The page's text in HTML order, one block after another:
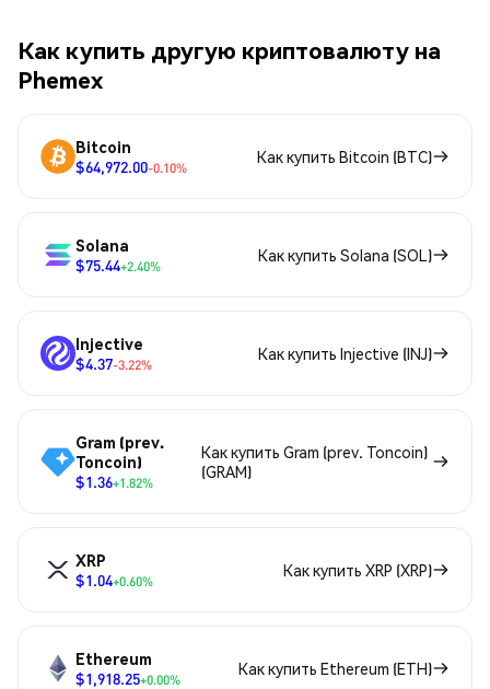
Как купить другую криптовалюту на
Phemex
Bitcoin
$64,972.00-0.10%
Как купить Bitcoin (BTC)
Solana
$75.44+2.40%
Как купить Solana (SOL)
Injective
$4.37-3.22%
Как купить Injective (INJ)
Gram (prev.
Toncoin)
$1.36+1.82%
Как купить Gram (prev. Toncoin)
(GRAM)
XRP
$1.04+0.60%
Как купить XRP (XRP)
Ethereum
$1,918.25+0.00%
Как купить Ethereum (ETH)